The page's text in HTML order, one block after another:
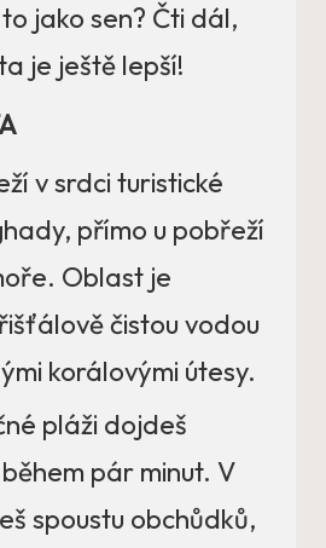
jako sen? Čti dál,
je ještě lepší!
v srdci turistické
přímo u pobřeží
Oblast je
čistou vodou
korálovými útesy.
pláži dojdeš
pár minut. V
spoustu obchůdků,